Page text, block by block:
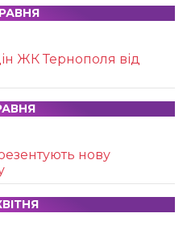
ЖК Тернополя від
нову